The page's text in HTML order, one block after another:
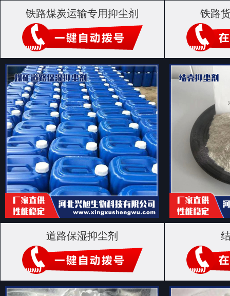
铁路煤炭运输专用抑尘剂 铁路
道路保湿抑尘剂